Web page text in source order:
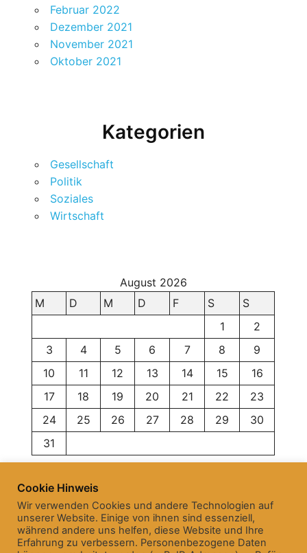
Februar 2022
Dezember 2021
November 2021
Oktober 2021
Kategorien
Gesellschaft
Politik
Soziales
Wirtschaft
August 2026
M
D M D F S
S
1
2
3
4 5 6 7 8
9
10
11 12 13 14 15
16
17
18 19 20 21 22
23
24
25 26 27 28 29
30
31
Cookie Hinweis
Wir verwenden Cookies und andere Technologien auf
unserer Website. Einige von ihnen sind essenziell,
während andere uns helfen, diese Website und Ihre
Erfahrung zu verbessern. Personenbezogene Daten